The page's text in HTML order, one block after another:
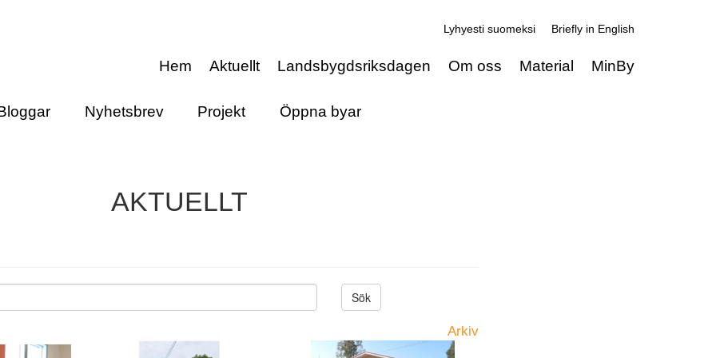
Lyhyesti suomeksi Briefly in English
Hem Aktuellt Landsbygdsriksdagen Om oss Material MinBy
Nyhetsbrev Projekt Öppna byar
AKTUELLT
Arkiv